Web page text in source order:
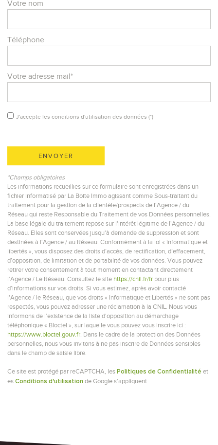
Votre nom
Téléphone
Votre adresse mail*
J'accepte les conditions d'utilisation des données (*)
ENVOYER
*Champs obligatoires
Les informations recueillies sur ce formulaire sont enregistrées dans un
fichier informatisé par La Boite Immo agissant comme Sous-traitant du
traitement pour la gestion de la clientèle/prospects de l'Agence / du
Réseau qui reste Responsable du Traitement de vos Données personnelles.
La base légale du traitement repose sur l'intérêt légitime de l'Agence / du
Réseau. Elles sont conservées jusqu'à demande de suppression et sont
destinées à l'Agence / au Réseau. Conformément à la loi « informatique et
libertés », vous disposez des droits d’accès, de rectification, d’effacement,
d’opposition, de limitation et de portabilité de vos données. Vous pouvez
retirer votre consentement à tout moment en contactant directement
l’Agence / Le Réseau. Consultez le site https://cnil.fr/fr pour plus
d’informations sur vos droits. Si vous estimez, après avoir contacté
l'Agence / le Réseau, que vos droits « Informatique et Libertés » ne sont pas
respectés, vous pouvez adresser une réclamation à la CNIL. Nous vous
informons de l’existence de la liste d'opposition au démarchage
téléphonique « Bloctel », sur laquelle vous pouvez vous inscrire ici :
https://www.bloctel.gouv.fr. Dans le cadre de la protection des Données
personnelles, nous vous invitons à ne pas inscrire de Données sensibles
dans le champ de saisie libre.
Ce site est protégé par reCAPTCHA, les Politiques de Confidentialité et
es Conditions d'utilisation de Google s'appliquent.